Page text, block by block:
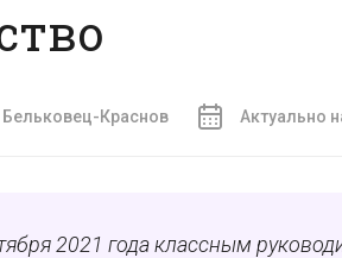
Краснов Актуально
2021 года классным